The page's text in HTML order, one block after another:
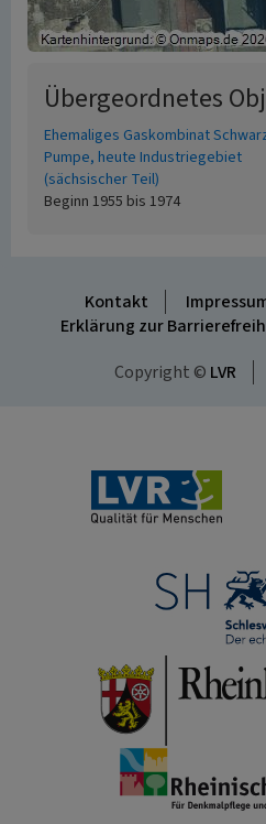
Übergeordnetes
Ehemaliges Gaskombinat
Pumpe, heute Industriegebiet
(sächsischer Teil)
Beginn 1955 bis 1974
Kontakt
Erklärung zur
Copyright © LVR